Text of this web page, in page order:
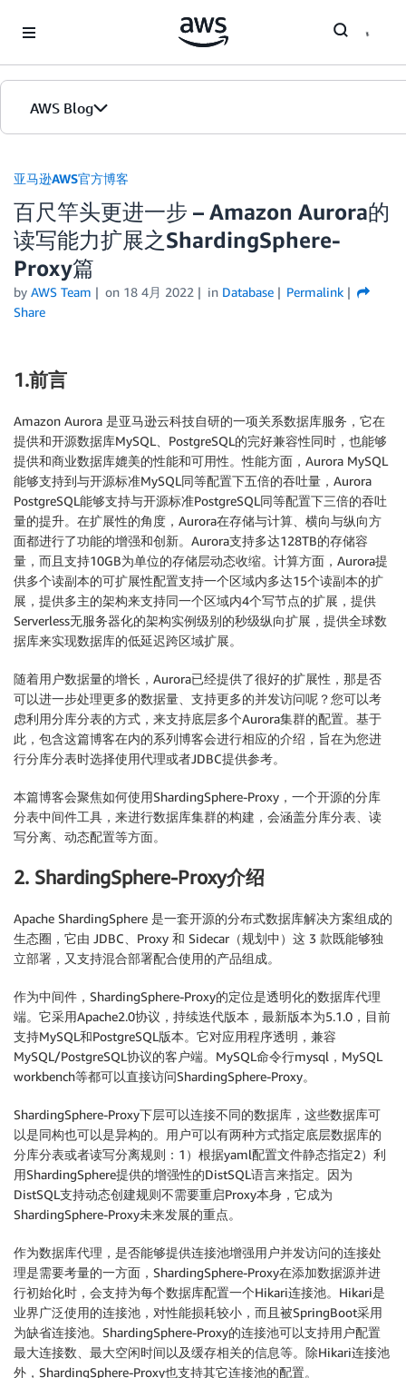
AWS Blog
首页
版本
亚马逊AWS官方博客
百尺竿头更进一步 – Amazon Aurora的
读写能力扩展之ShardingSphere-
Proxy篇
by AWS Team on 18 4月 2022 in Database
Permalink
Share
1.前言
Amazon Aurora 是亚马逊云科技自研的一项关系数据库服务，它在
提供和开源数据库MySQL、PostgreSQL的完好兼容性同时，也能够
提供和商业数据库媲美的性能和可用性。性能方面，Aurora MySQL
能够支持到与开源标准MySQL同等配置下五倍的吞吐量，Aurora
PostgreSQL能够支持与开源标准PostgreSQL同等配置下三倍的吞吐
量的提升。在扩展性的角度，Aurora在存储与计算、横向与纵向方
面都进行了功能的增强和创新。Aurora支持多达128TB的存储容
量，而且支持10GB为单位的存储层动态收缩。计算方面，Aurora提
供多个读副本的可扩展性配置支持一个区域内多达15个读副本的扩
展，提供多主的架构来支持同一个区域内4个写节点的扩展，提供
Serverless无服务器化的架构实例级别的秒级纵向扩展，提供全球数
据库来实现数据库的低延迟跨区域扩展。
随着用户数据量的增长，Aurora已经提供了很好的扩展性，那是否
可以进一步处理更多的数据量、支持更多的并发访问呢？您可以考
虑利用分库分表的方式，来支持底层多个Aurora集群的配置。基于
此，包含这篇博客在内的系列博客会进行相应的介绍，旨在为您进
行分库分表时选择使用代理或者JDBC提供参考。
本篇博客会聚焦如何使用ShardingSphere-Proxy，一个开源的分库
分表中间件工具，来进行数据库集群的构建，会涵盖分库分表、读
写分离、动态配置等方面。
2. ShardingSphere-Proxy介绍
Apache ShardingSphere 是一套开源的分布式数据库解决方案组成的
生态圈，它由 JDBC、Proxy 和 Sidecar（规划中）这 3 款既能够独
立部署，又支持混合部署配合使用的产品组成。
作为中间件，ShardingSphere-Proxy的定位是透明化的数据库代理
端。它采用Apache2.0协议，持续迭代版本，最新版本为5.1.0，目前
支持MySQL和PostgreSQL版本。它对应用程序透明，兼容
MySQL/PostgreSQL协议的客户端。MySQL命令行mysql，MySQL
workbench等都可以直接访问ShardingSphere-Proxy。
ShardingSphere-Proxy下层可以连接不同的数据库，这些数据库可
以是同构也可以是异构的。用户可以有两种方式指定底层数据库的
分库分表或者读写分离规则：1）根据yaml配置文件静态指定2）利
用ShardingSphere提供的增强性的DistSQL语言来指定。因为
DistSQL支持动态创建规则不需要重启Proxy本身，它成为
ShardingSphere-Proxy未来发展的重点。
作为数据库代理，是否能够提供连接池增强用户并发访问的连接处
理是需要考量的一方面，ShardingSphere-Proxy在添加数据源并进
行初始化时，会支持为每个数据库配置一个Hikari连接池。Hikari是
业界广泛使用的连接池，对性能损耗较小，而且被SpringBoot采用
为缺省连接池。ShardingSphere-Proxy的连接池可以支持用户配置
最大连接数、最大空闲时间以及缓存相关的信息等。除Hikari连接池
外，ShardingSphere-Proxy也支持其它连接池的配置。